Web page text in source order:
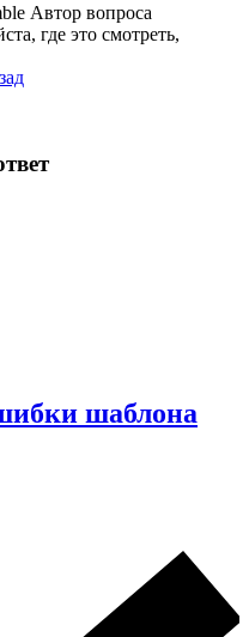
Автор вопроса
где это смотреть,
шаблона